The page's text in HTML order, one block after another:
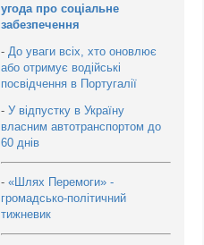
угода про соціальне
забезпечення
- До уваги всіх, хто оновлює
або отримує водійські
посвідчення в Португалії
- У відпустку в Україну
власним автотранспортом до
60 днів
- «Шлях Перемоги» -
громадсько-політичний
тижневик